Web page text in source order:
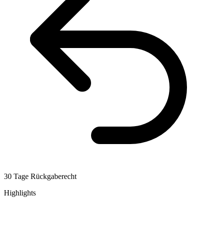
30 Tage Rückgaberecht
Highlights